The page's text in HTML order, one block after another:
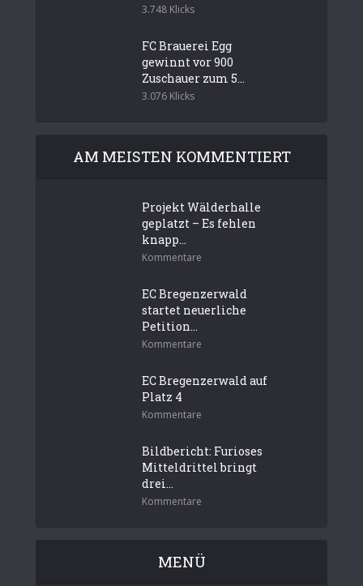
3.748 Klicks
FC Brauerei Egg
gewinnt vor 900
Zuschauer zum 5...
3.076 Klicks
AM MEISTEN KOMMENTIERT
Projekt Wälderhalle
geplatzt – Es fehlen
knapp...
Kommentare
EC Bregenzerwald
startet neuerliche
Petition...
Kommentare
EC Bregenzerwald auf
Platz 4
Kommentare
Bildbericht: Furioses
Mitteldrittel bringt
drei...
Kommentare
MENÜ